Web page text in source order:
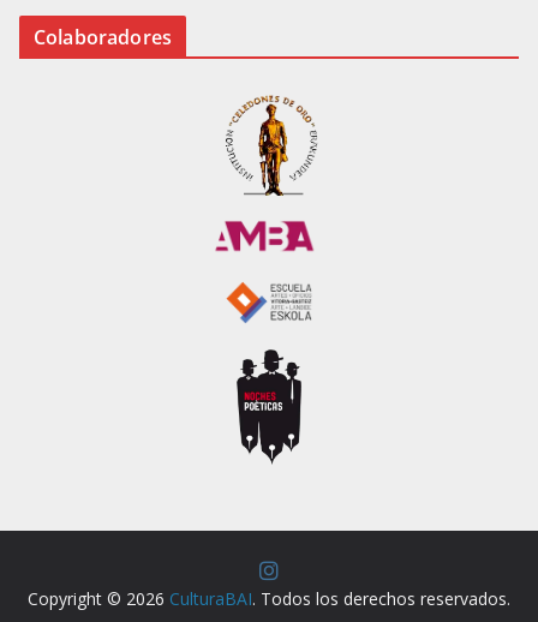
Colaboradores
Copyright © 2026 CulturaBAI. Todos los derechos reservados.